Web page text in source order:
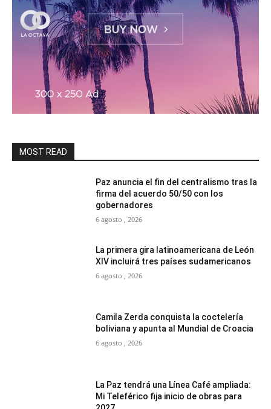
MOST READ
Paz anuncia el fin del centralismo tras la
firma del acuerdo 50/50 con los
gobernadores
6 agosto , 2026
La primera gira latinoamericana de León
XIV incluirá tres países sudamericanos
6 agosto , 2026
Camila Zerda conquista la coctelería
boliviana y apunta al Mundial de Croacia
6 agosto , 2026
La Paz tendrá una Línea Café ampliada:
Mi Teleférico fija inicio de obras para